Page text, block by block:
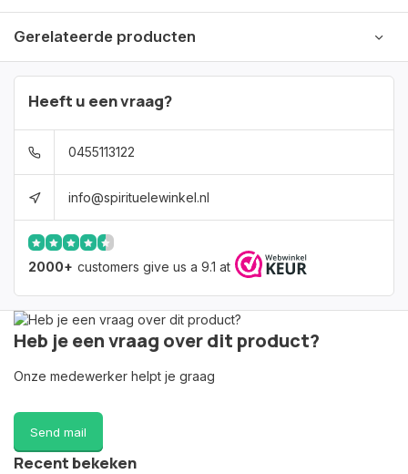
Gerelateerde producten
Heeft u een vraag?
0455113122
info@spirituelewinkel.nl
2000+ customers give us a 9.1 at
Heb je een vraag over dit product?
Onze medewerker helpt je graag
Send mail
Recent bekeken